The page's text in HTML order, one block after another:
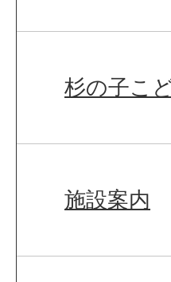
杉の子こ
施設案内